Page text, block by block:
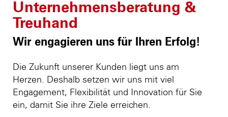
Unternehmensberatung &
Treuhand
Wir engagieren uns für Ihren Erfolg!
Die Zukunft unserer Kunden liegt uns am
Herzen. Deshalb setzen wir uns mit viel
Engagement, Flexibilität und Innovation für Sie
ein, damit Sie ihre Ziele erreichen.